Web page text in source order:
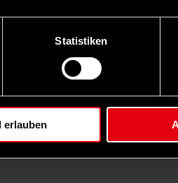
Statistiken
erlauben